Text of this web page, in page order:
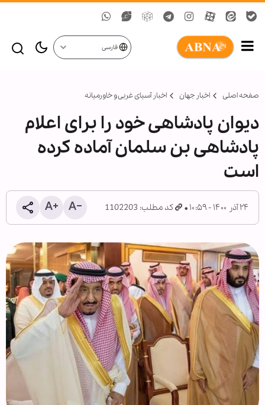
فارسی
صفحه اصلی اخبار جهان اخبار آسیای غربی و خاورمیانه
دیوان پادشاهی خود را برای اعلام
پادشاهی بن سلمان آماده کرده
است
۲۴ آذر ۱۴۰۰ - ۱۰:۵۹ کد مطلب: 1102203